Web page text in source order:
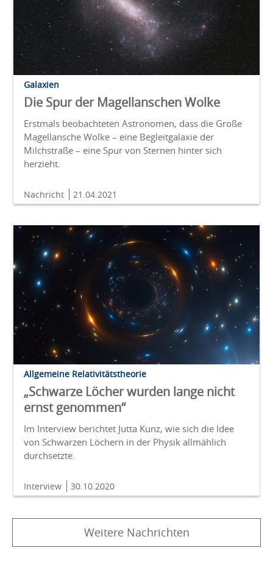
Galaxien
Die Spur der Magellanschen Wolke
Erstmals beobachteten Astronomen, dass die Große
Magellansche Wolke – eine Begleitgalaxie der
Milchstraße – eine Spur von Sternen hinter sich
herzieht.
Nachricht 21.04.2021
Allgemeine Relativitätstheorie
„Schwarze Löcher wurden lange nicht
ernst genommen“
Im Interview berichtet Jutta Kunz, wie sich die Idee
von Schwarzen Löchern in der Physik allmählich
durchsetzte.
Interview 30.10.2020
Weitere Nachrichten